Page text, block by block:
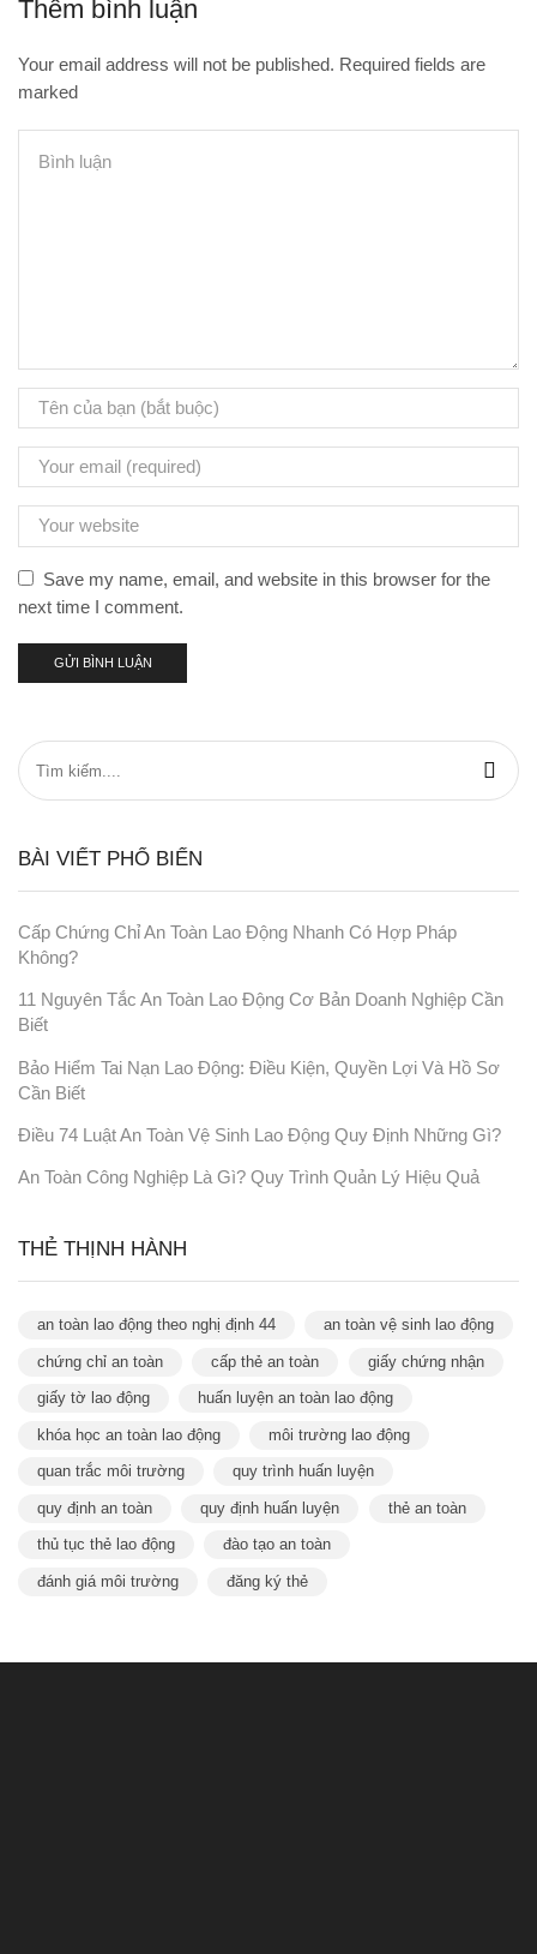
Thêm bình luận
Your email address will not be published. Required fields are
marked
Save my name, email, and website in this browser for the
next time I comment.
BÀI VIẾT PHỔ BIẾN
Cấp Chứng Chỉ An Toàn Lao Động Nhanh Có Hợp Pháp
Không?
11 Nguyên Tắc An Toàn Lao Động Cơ Bản Doanh Nghiệp Cần
Biết
Bảo Hiểm Tai Nạn Lao Động: Điều Kiện, Quyền Lợi Và Hồ Sơ
Cần Biết
Điều 74 Luật An Toàn Vệ Sinh Lao Động Quy Định Những Gì?
An Toàn Công Nghiệp Là Gì? Quy Trình Quản Lý Hiệu Quả
THẺ THỊNH HÀNH
an toàn lao động theo nghị định 44 an toàn vệ sinh lao động
chứng chỉ an toàn cấp thẻ an toàn giấy chứng nhận
giấy tờ lao động huấn luyện an toàn lao động
khóa học an toàn lao động môi trường lao động
quan trắc môi trường quy trình huấn luyện
quy định an toàn quy định huấn luyện thẻ an toàn
thủ tục thẻ lao động đào tạo an toàn
đánh giá môi trường đăng ký thẻ